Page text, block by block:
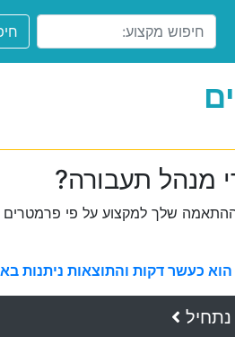
מנהל תעבורה?
שלך למקצוע על פי פרמטרים
כעשר דקות והתוצאות ניתנות
נתחיל